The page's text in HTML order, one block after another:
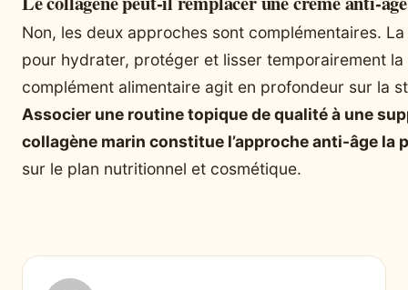
Non, les deux approches sont complémentaires.
pour hydrater, protéger et lisser temporairement
complément alimentaire agit en profondeur sur la
Associer une routine topique de qualité à une
collagène marin constitue l’approche anti-âge la
sur le plan nutritionnel et cosmétique.